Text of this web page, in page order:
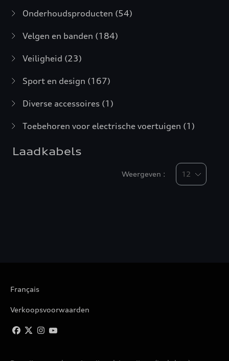
Onderhoudsproducten (54)
Velgen en banden (184)
Veiligheid (23)
Sport en design (167)
Diverse accessoires (1)
Toebehoren voor electrische voertuigen (1)
Laadkabels
Weergeven :
Français
Verkoopsvoorwaarden